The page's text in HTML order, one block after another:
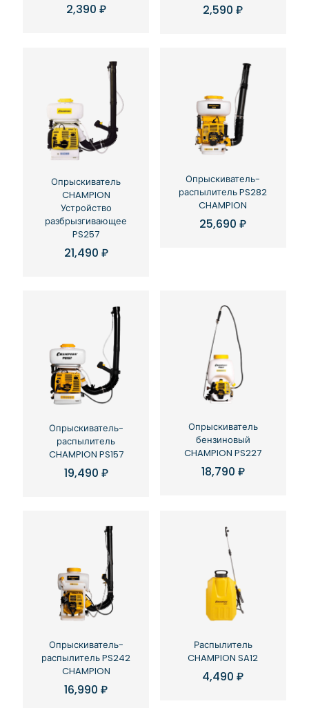
2,390 ₽ 2,590₽
Опрыскиватель
CHAMPION
Устройство
разбрызгивающее
PS257
21,490 ₽
Опрыскиватель-
распылитель PS282
CHAMPION
25,690₽
Опрыскиватель-
распылитель
CHAMPION PS157
19,490 ₽
Опрыскиватель
бензиновый
CHAMPION PS227
18,790 ₽
Опрыскиватель-
распылитель PS242
CHAMPION
16,990₽
Распылитель
CHAMPION SA12
4,490₽